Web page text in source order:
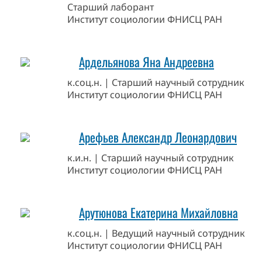
Старший лаборант
Институт социологии ФНИСЦ РАН
Ардельянова Яна Андреевна
к.соц.н. | Старший научный сотрудник
Институт социологии ФНИСЦ РАН
Арефьев Александр Леонардович
к.и.н. | Старший научный сотрудник
Институт социологии ФНИСЦ РАН
Арутюнова Екатерина Михайловна
к.соц.н. | Ведущий научный сотрудник
Институт социологии ФНИСЦ РАН